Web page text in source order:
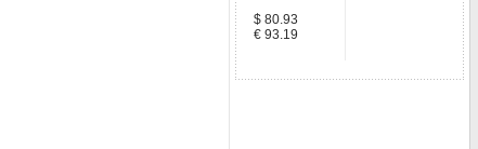
$ 80.93
€ 93.19